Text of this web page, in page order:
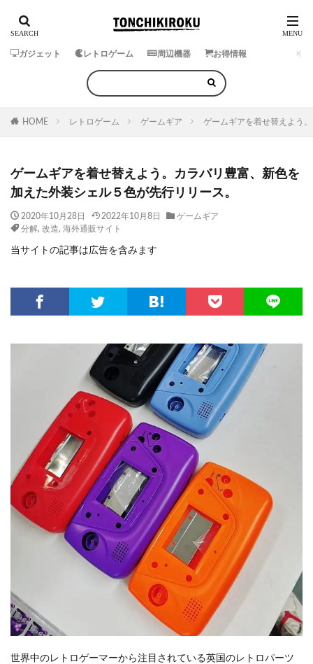
ガジェット レトロゲーム 周辺機器 お得情報
HOME レトロゲーム ゲームギア ゲームギアを着せ替えよう
ゲームギアを着せ替えよう。カラバリ豊富、新色を
加えた外装シェル５色が先行リリース。
2020年10月28日 2022年10月8日
ゲームギア
分解, 改造, 海外通販サイト
当サイトの記事は広告を含みます
世界中のレトロゲーマーから注目されている英国のレトロパーツ